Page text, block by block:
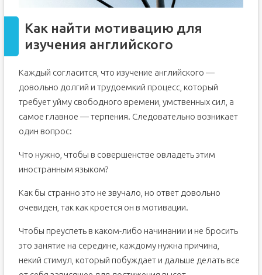
Как найти мотивацию для
изучения английского
Каждый согласится, что изучение английского —
довольно долгий и трудоемкий процесс, который
требует уйму свободного времени, умственных сил, а
самое главное — терпения. Следовательно возникает
один вопрос:
Что нужно, чтобы в совершенстве овладеть этим
иностранным языком?
Как бы странно это не звучало, но ответ довольно
очевиден, так как кроется он в мотивации.
Чтобы преуспеть в каком-либо начинании и не бросить
это занятие на середине, каждому нужна причина,
некий стимул, который побуждает и дальше делать все